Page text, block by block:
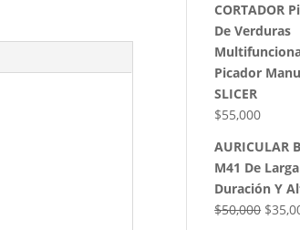
era:
CORTADOR
De Verduras
Picador
SLICER
$55,000
AURICULAR
M41 De Larga
Duración Y
$50,000 El
$